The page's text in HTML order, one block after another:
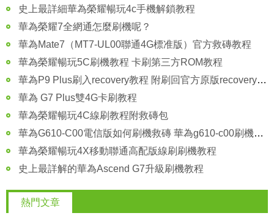
史上最詳細華為榮耀暢玩4c手機解鎖教程
華為榮耀7全網通怎麼刷機呢？
華為Mate7（MT7-UL00聯通4G標准版）官方救磚教程
華為榮耀暢玩5C刷機教程 卡刷第三方ROM教程
華為P9 Plus刷入recovery教程 附刷回官方原版recovery方法圖解
華為 G7 Plus雙4G卡刷教程
華為榮耀暢玩4C線刷教程附救磚包
華為G610-C00電信版如何刷機救磚 華為g610-c00刷機救磚教程
華為榮耀暢玩4X移動聯通高配版線刷刷機教程
史上最詳解的華為Ascend G7升級刷機教程
熱門文章